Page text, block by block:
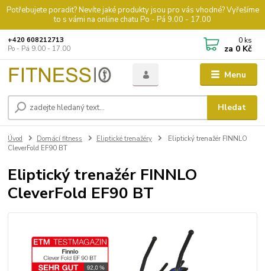
Potřebujete poradit? Nevíte jaké produkty jsou pro vás vhodné? Vyřešíme
to s vámi na online chatu Po - Pá 9.00 - 17.00
Menu
Hledat
+420 608212713
Po - Pá 9.00 - 17.00
0 ks
za 0 Kč
Úvod Domácí fitness Eliptické trenažéry
Eliptický trenažér FINNLO
CleverFold EF90 BT
Eliptický trenažér FINNLO
CleverFold EF90 BT